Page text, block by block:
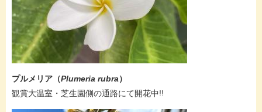
プルメリア（Plumeria rubra）
観賞大温室・芝生園側の通路にて開花中!!​